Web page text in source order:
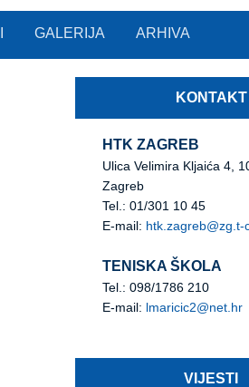
GALERIJA ARHIVA
KONTAKT
HTK ZAGREB
Ulica Velimira Kljaića 4,
Zagreb
Tel.: 01/301 10 45
E-mail: htk.zagreb@zg.t-
TENISKA ŠKOLA
Tel.: 098/1786 210
E-mail: lmaricic2@net.hr
VIJESTI